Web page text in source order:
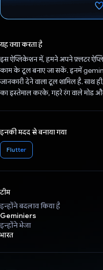
यह क्या करता है
इस ऐप्लिकेशन में, हमने अपने फ़्लटर
काम के टूल बनाए जा सकें. इनमें
जानकारी देने वाला टूल शामिल है.
का इस्तेमाल करके, गहरे रंग वाले मोड
इनकी मदद से बनाया गया
Flutter
टीम
इन्होंने बदलाव किया है
Geminiers
इन्होंने भेजा
भारत